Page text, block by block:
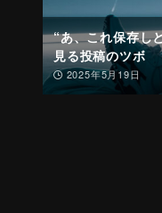
“あ、これ保存し
見る投稿のツボ
2025年5月19日